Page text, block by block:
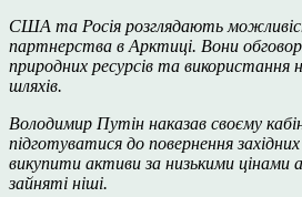
США та Росія розглядають
партнерства в Арктиці. Вони
природних ресурсів та використання
шляхів.
Володимир Путін наказав своєму
підготуватися до повернення
викупити активи за низькими цінами
зайняті ніші.